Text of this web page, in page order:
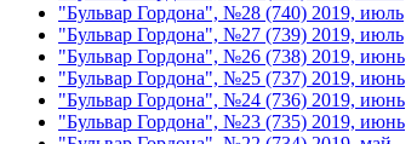
"Бульвар Гордона", №28 (740) 2019, июль
"Бульвар Гордона", №27 (739) 2019, июль
"Бульвар Гордона", №26 (738) 2019, июнь
"Бульвар Гордона", №25 (737) 2019, июнь
"Бульвар Гордона", №24 (736) 2019, июнь
"Бульвар Гордона", №23 (735) 2019, июнь